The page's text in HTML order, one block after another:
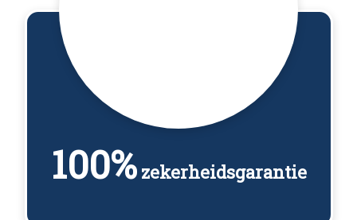
100%zekerheidsgarantie